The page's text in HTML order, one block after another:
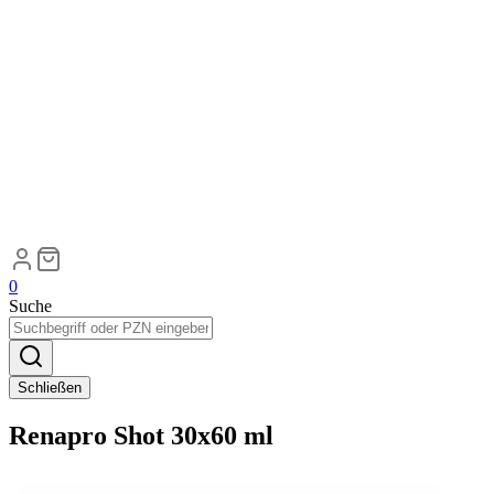
0
Suche
Schließen
Renapro Shot 30x60 ml